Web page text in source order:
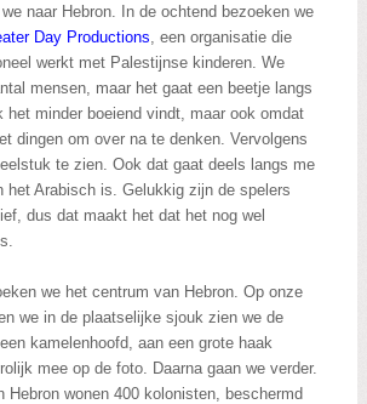
naar Hebron. In de ochtend bezoeken we
Day Productions , een organisatie die
werkt met Palestijnse kinderen. We
mensen, maar het gaat een beetje langs
het minder boeiend vindt, maar ook omdat
dingen om over na te denken. Vervolgens
te zien. Ook dat gaat deels langs me
het Arabisch is. Gelukkig zijn de spelers
dus dat maakt het dat het nog wel
we het centrum van Hebron. Op onze
we in de plaatselijke sjouk zien we de
kamelenhoofd, aan een grote haak
mee op de foto. Daarna gaan we verder.
Hebron wonen 400 kolonisten, beschermd